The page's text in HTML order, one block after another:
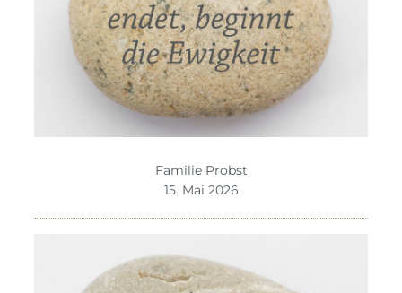
Familie Probst
15. Mai 2026